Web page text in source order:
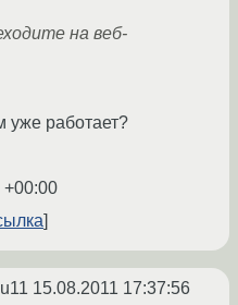
на веб-
уже работает?
+00:00
15.08.2011 17:37:56